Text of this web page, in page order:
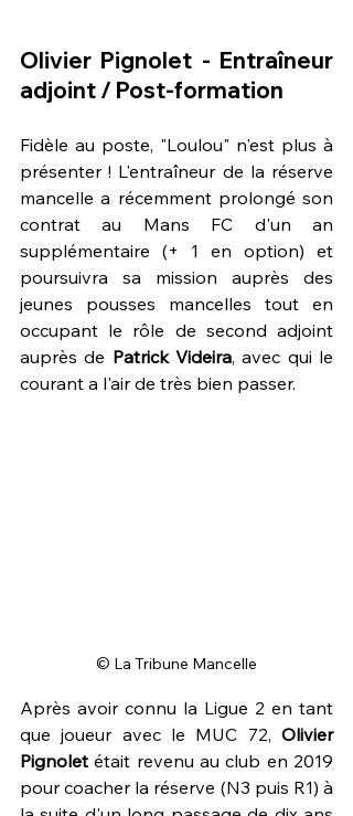
Olivier Pignolet - Entraîneur
adjoint / Post-formation
Fidèle au poste, "Loulou" n'est plus à
présenter ! L'entraîneur de la réserve
mancelle a récemment prolongé son
contrat au Mans FC d'un an
supplémentaire (+ 1 en option) et
poursuivra sa mission auprès des
jeunes pousses mancelles tout en
occupant le rôle de second adjoint
auprès de Patrick Videira, avec qui le
courant a l'air de très bien passer.
© La Tribune Mancelle
Après avoir connu la Ligue 2 en tant
que joueur avec le MUC 72, Olivier
Pignolet était revenu au club en 2019
pour coacher la réserve (N3 puis R1) à